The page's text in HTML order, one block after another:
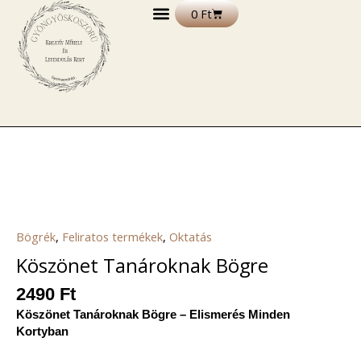
content
0FtKosár
Bögrék, Feliratos termékek, Oktatás
Köszönet Tanároknak Bögre
2490 Ft
Köszönet Tanároknak Bögre – Elismerés Minden
Kortyban